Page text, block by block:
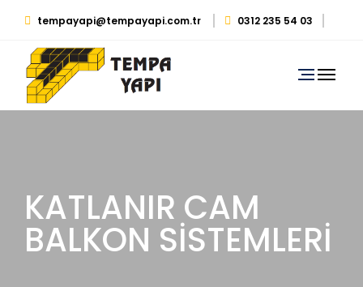
tempayapi@tempayapi.com.tr 0312 235 54 03
0530 879 29 39
KATLANIR CAM
BALKON SİSTEMLERİ